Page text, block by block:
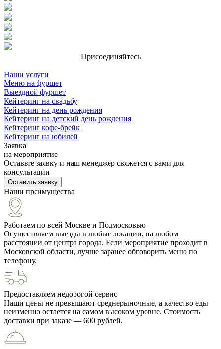
Присоединяйтесь
Наши услуги
Меню на фуршет
Выездной фуршет
Кейтеринг на свадьбу
Кейтеринг на день рождения
Кейтеринг на детский день рождения
Кейтеринг кофе-брейк
Кейтеринг на юбилей
Заявка
на мероприятие
Оставьте заявку и наш менеджер свяжется с вами для
консультации
Оставить заявку
Наши преимущества
Работаем по всей Москве и Подмосковью
Осуществляем выезды в любые локации, на любом
расстоянии от центра города. Если мероприятие проходит в
Московской области, лучше заранее обговорить меню по
телефону.
Предоставляем недорогой сервис
Наши цены не превышают среднерыночные, а качество еды
неизменно остается на самом высоком уровне. Стоимость
доставки при заказе — 600 рублей.